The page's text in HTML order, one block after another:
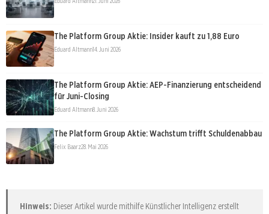
The Platform Group Aktie: Insider kauft zu 1,88 Euro
Eduard Altmann14. Juni 2026
The Platform Group Aktie: AEP-Finanzierung entscheidend
für Juni-Closing
Eduard Altmann8. Juni 2026
The Platform Group Aktie: Wachstum trifft Schuldenabbau
Felix Baarz28. Mai 2026
Hinweis: Dieser Artikel wurde mithilfe Künstlicher Intelligenz erstellt